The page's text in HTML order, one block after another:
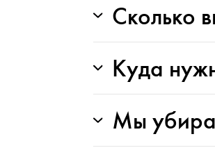
Сколько
Куда
Мы